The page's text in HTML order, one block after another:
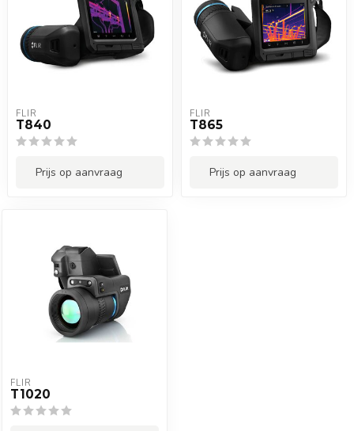
FLIR
T840
Prijs op aanvraag
FLIR
T865
Prijs op aanvraag
FLIR
T1020